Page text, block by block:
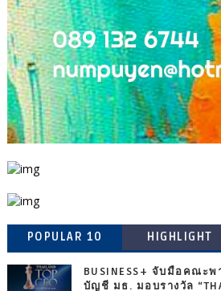
POPULAR 10 HIGHLIGHT
BUSINESS+ จับมือคณะ
บัญชี มธ. มอบรางวัล